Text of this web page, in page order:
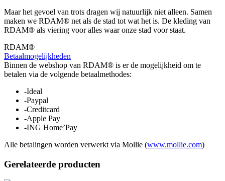
Maar het gevoel van trots dragen wij natuurlijk niet alleen. Samen
maken we RDAM® net als de stad tot wat het is. De kleding van
RDAM® als viering voor alles waar onze stad voor staat.
RDAM®
Betaalmogelijkheden
Binnen de webshop van RDAM® is er de mogelijkheid om te
betalen via de volgende betaalmethodes:
-Ideal
-Paypal
-Creditcard
-Apple Pay
-ING Home’Pay
Alle betalingen worden verwerkt via Mollie (www.mollie.com)
Gerelateerde producten